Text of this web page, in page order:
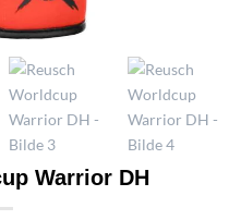
Warrior DH